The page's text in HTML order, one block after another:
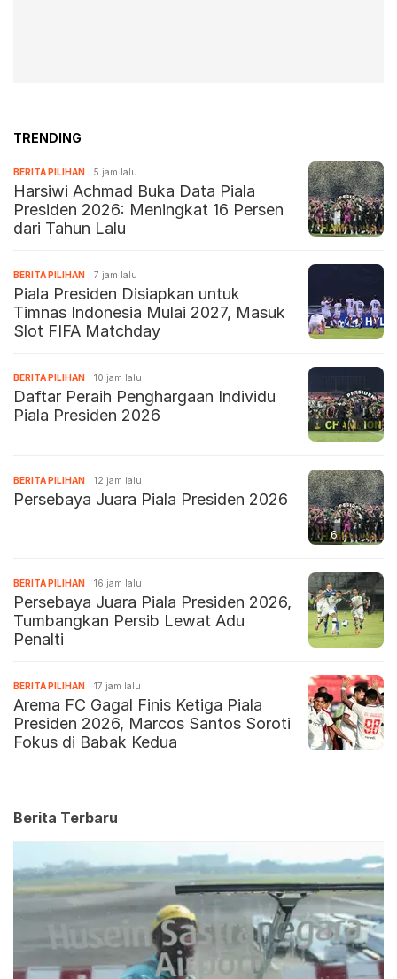
TRENDING
BERITA PILIHAN 5 jam lalu
Harsiwi Achmad Buka Data Piala
Presiden 2026: Meningkat 16 Persen
dari Tahun Lalu
BERITA PILIHAN 7 jam lalu
Piala Presiden Disiapkan untuk
Timnas Indonesia Mulai 2027, Masuk
Slot FIFA Matchday
BERITA PILIHAN 10 jam lalu
Daftar Peraih Penghargaan Individu
Piala Presiden 2026
6
BERITA PILIHAN 12 jam lalu
Persebaya Juara Piala Presiden 2026
BERITA PILIHAN 16 jam lalu
Persebaya Juara Piala Presiden 2026,
Tumbangkan Persib Lewat Adu
Penalti
BERITA PILIHAN 17 jam lalu
Arema FC Gagal Finis Ketiga Piala
Presiden 2026, Marcos Santos Soroti
Fokus di Babak Kedua
Berita Terbaru